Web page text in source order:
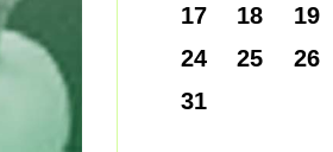
17
18 19
24
25 26
31